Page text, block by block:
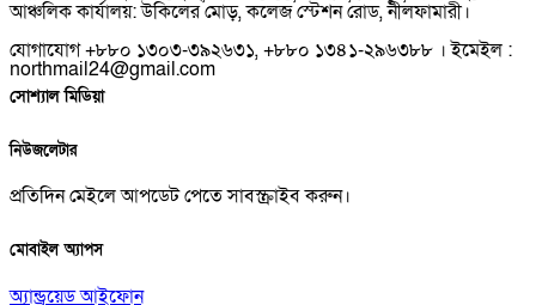
আঞ্চলিক কার্যালয়: উকিলের মোড়, কলেজ স্টেশন রোড, নীলফামারী।
যোগাযোগ +৮৮০ ১৩০৩-৩৯২৬৩১, +৮৮০ ১৩৪১-২৯৬৩৮৮ । ইমেইল :
northmail24@gmail.com
সোশ্যাল মিডিয়া
নিউজলেটার
প্রতিদিন মেইলে আপডেট পেতে সাবস্ক্রাইব করুন।
মোবাইল অ্যাপস
অ্যান্ড্রয়েডআইফোন